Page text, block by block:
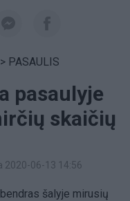
> PASAULIS
pasaulyje
skaičių
2020-06-13 14:56
šalyje mirusių